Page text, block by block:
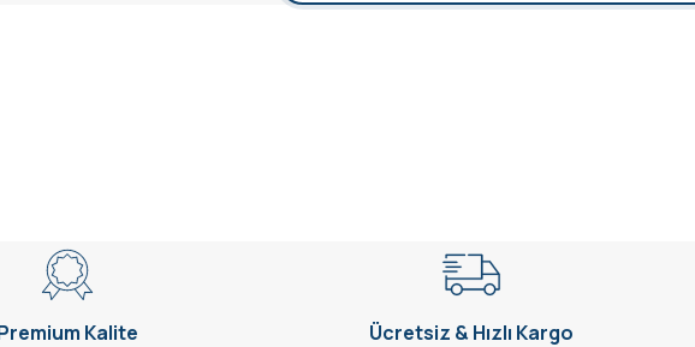
Kalite Ücretsiz & Hızlı Kargo